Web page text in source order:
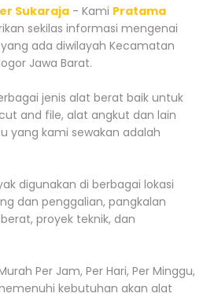
Sukaraja - Kami Pratama
sekilas informasi mengenai
ada diwilayah Kecamatan
Jawa Barat.
jenis alat berat baik untuk
and file, alat angkut dan lain
yang kami sewakan adalah
digunakan di berbagai lokasi
dan penggalian, pangkalan
proyek teknik, dan
Per Jam, Per Hari, Per Minggu,
kebutuhan akan alat